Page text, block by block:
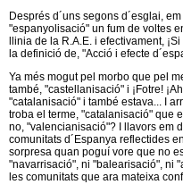
Després d´uns segons d´esglai,
"espanyolisació" un fum de voltes
llinia de la R.A.E. i efectivament,
la definició de, "Acció i efecte
Ya més mogut pel morbo que pel
també, "castellanisació" i ¡Fotre!
"catalanisació" i també estava... I
troba el terme, "catalanisació" que
no, "valencianisació"? I llavors em
comunitats d´Espanya reflectides
sorpresa quan poguí vore que no
"navarrisació", ni "balearisació", ni
les comunitats que ara mateixa